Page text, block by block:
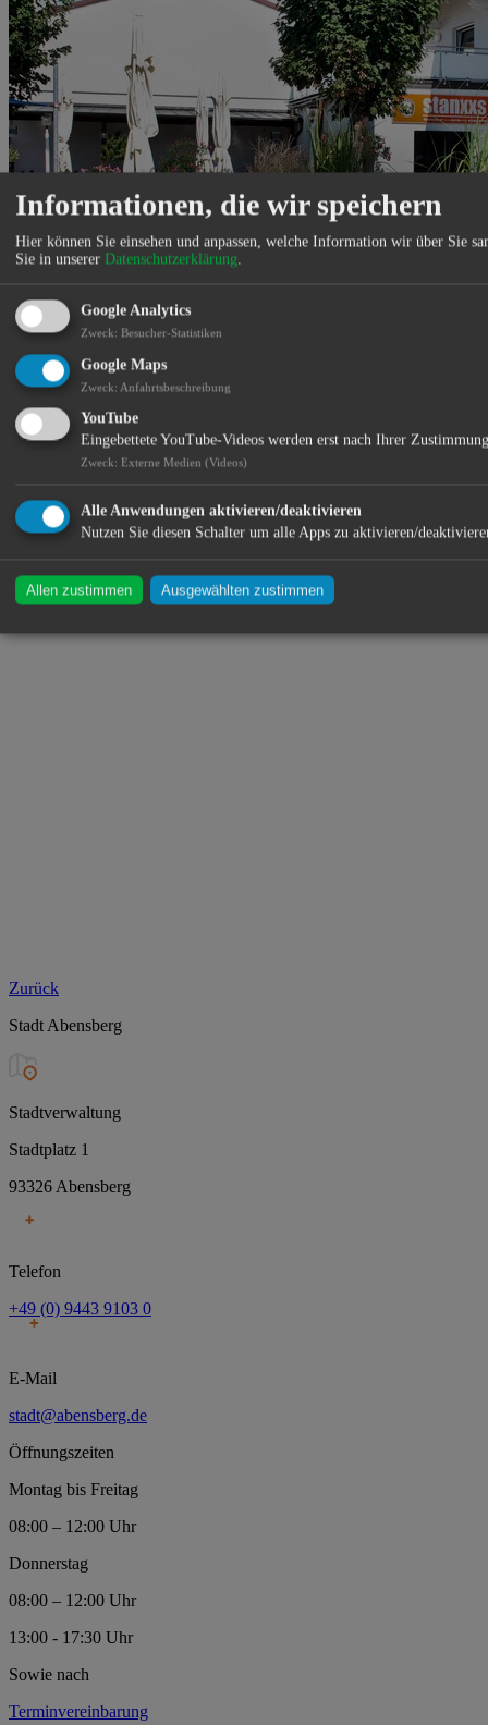
Das Restaurant ist Teil des Freizeitzentrums der Josef Stanglmeier
Stiftung in Abensberg. Das Restaurant umfasst ca. 70 Plätze.
Verschiedene Räume, Sommerbiergarten, Kegelbahnen.
Standort:
Zurück
Stadt Abensberg
Stadtverwaltung
Stadtplatz 1
93326 Abensberg
Telefon
+49 (0) 9443 9103 0
E-Mail
stadt@abensberg.de
Öffnungszeiten
Montag bis Freitag
08:00 – 12:00 Uhr
Donnerstag
08:00 – 12:00 Uhr
13:00 - 17:30 Uhr
Sowie nach
Terminvereinbarung
Informationen, die wir speichern
Hier können Sie einsehen und anpassen, welche Information wir über Sie
Sie in unserer Datenschutzerklärung.
Google Analytics
Zweck: Besucher-Statistiken
Google Maps
Zweck: Anfahrtsbeschreibung
YouTube
Eingebettete YouTube-Videos werden erst nach Ihrer
Zweck: Externe Medien (Videos)
Alle Anwendungen aktivieren/deaktivieren
Nutzen Sie diesen Schalter um alle Apps zu aktivieren/
Allen zustimmen Ausgewählten zustimmen